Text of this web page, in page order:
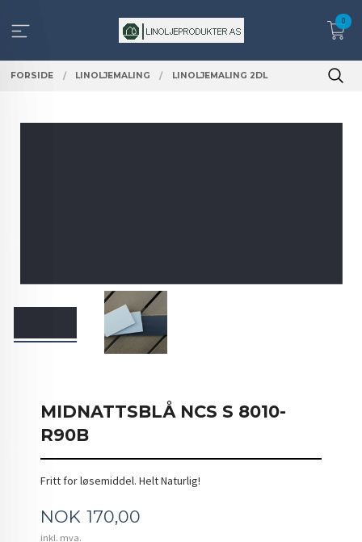
innholdet
0
FORSIDE LINOLJEMALING LINOLJEMALING 2DL
MIDNATTSBLÅ NCS S 8010-
R90B
Fritt for løsemiddel. Helt Naturlig!
Pris
NOK 170,00
inkl. mva.